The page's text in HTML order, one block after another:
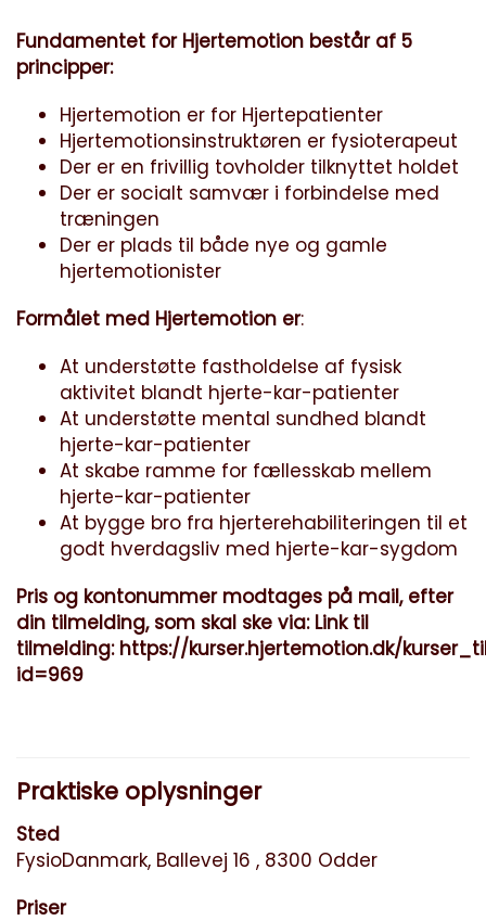
Fundamentet for Hjertemotion består af 5
principper:
Hjertemotion er for Hjertepatienter
Hjertemotionsinstruktøren er fysioterapeut
Der er en frivillig tovholder tilknyttet holdet
Der er socialt samvær i forbindelse med
træningen
Der er plads til både nye og gamle
hjertemotionister
Formålet med Hjertemotion er:
At understøtte fastholdelse af fysisk
aktivitet blandt hjerte-kar-patienter
At understøtte mental sundhed blandt
hjerte-kar-patienter
At skabe ramme for fællesskab mellem
hjerte-kar-patienter
At bygge bro fra hjerterehabiliteringen til et
godt hverdagsliv med hjerte-kar-sygdom
Pris og kontonummer modtages på mail, efter
din tilmelding, som skal ske via: Link til
tilmelding: https://kurser.hjertemotion.dk/
id=969
Praktiske oplysninger
Sted
FysioDanmark, Ballevej 16 , 8300 Odder
Priser